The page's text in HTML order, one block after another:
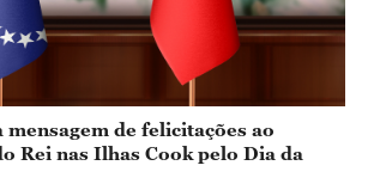
de felicitações ao
Rei nas Ilhas Cook pelo Dia da